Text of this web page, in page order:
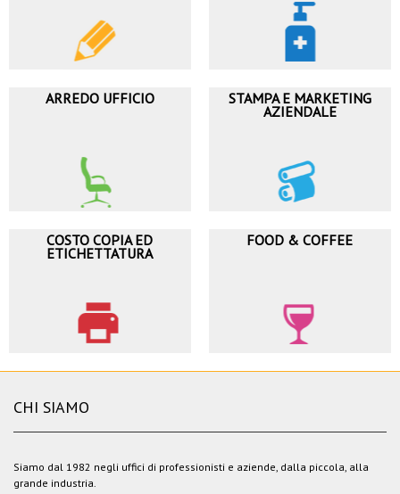
ARREDO UFFICIO STAMPA E MARKETING
AZIENDALE
COSTO COPIA ED
ETICHETTATURA
FOOD & COFFEE
CHI SIAMO
Siamo dal 1982 negli uffici di professionisti e aziende, dalla piccola, alla
grande industria.